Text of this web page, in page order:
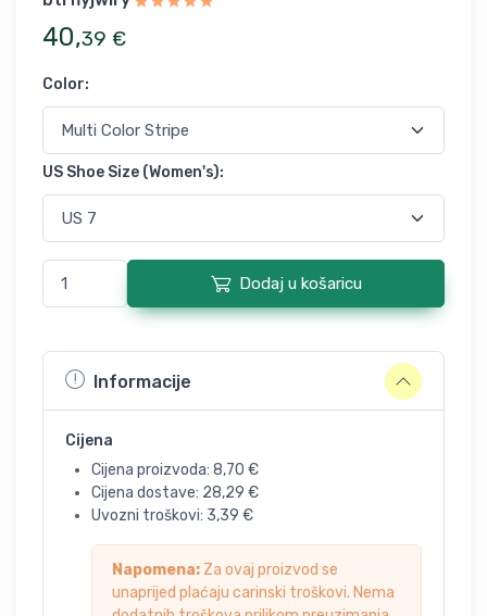
40,39 €
Color:
US Shoe Size (Women's):
Dodaj u košaricu
Informacije
Cijena
Cijena proizvoda: 8,70 €
Cijena dostave: 28,29 €
Uvozni troškovi: 3,39 €
Napomena: Za ovaj proizvod se
unaprijed plaćaju carinski troškovi. Nema